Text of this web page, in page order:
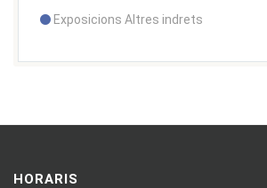
Exposicions Altres indrets
HORARIS